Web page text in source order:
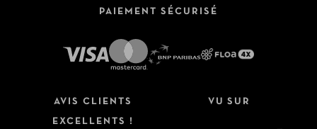
PAIEMENT SÉCURISÉ
AVIS CLIENTS
EXCELLENTS !
VU SUR